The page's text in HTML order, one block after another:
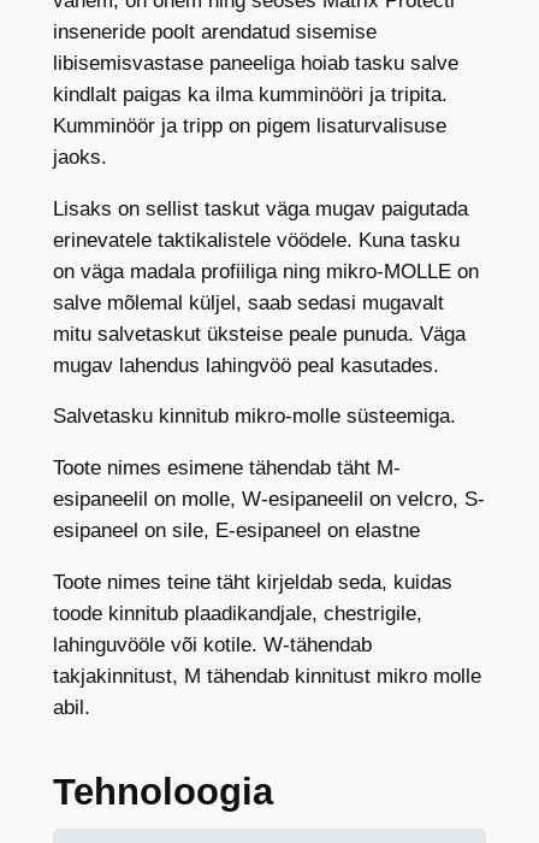
i
g
i
k
o
g
u
inseneride poolt arendatud sisemise
libisemisvastase paneeliga hoiab tasku salve
kindlalt paigas ka ilma kumminööri ja tripita.
Kumminöör ja tripp on pigem lisaturvalisuse
jaoks.
Lisaks on sellist taskut väga mugav paigutada
erinevatele taktikalistele vöödele. Kuna tasku
on väga madala profiiliga ning mikro-MOLLE on
salve mõlemal küljel, saab sedasi mugavalt
mitu salvetaskut üksteise peale punuda. Väga
mugav lahendus lahingvöö peal kasutades.
Salvetasku kinnitub mikro-molle süsteemiga.
Toote nimes esimene tähendab täht M-
esipaneelil on molle, W-esipaneelil on velcro, S-
esipaneel on sile, E-esipaneel on elastne
Toote nimes teine täht kirjeldab seda, kuidas
toode kinnitub plaadikandjale, chestrigile,
lahinguvööle või kotile. W-tähendab
takjakinnitust, M tähendab kinnitust mikro molle
abil.
Tehnoloogia